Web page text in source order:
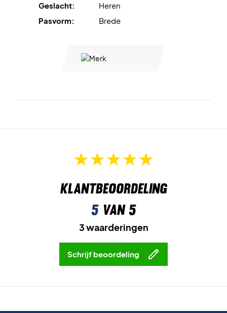
Geslacht:
Heren
Pasvorm:
Brede
Klantbeoordeling
5van 5
3 waarderingen
Schrijf beoordeling